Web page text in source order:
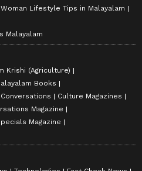
Woman Lifestyle Tips in Malayalam
Malayalam
Krishi (Agriculture)
Books
Culture Magazines
Magazine
Magazine